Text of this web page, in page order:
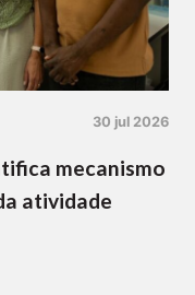
30 jul 2026
mecanismo
atividade